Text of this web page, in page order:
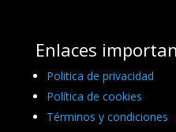
Enlaces
Politica de privacidad
Política de cookies
Términos y condiciones